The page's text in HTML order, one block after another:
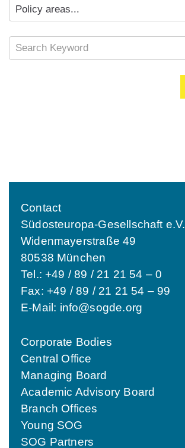
Contact
Südosteuropa-Gesellschaft e.V.
Widenmayerstraße 49
80538 München
Tel.: +49 / 89 / 21 21 54 – 0
Fax: +49 / 89 / 21 21 54 – 99
E-Mail: info@sogde.org
Corporate Bodies
Central Office
Managing Board
Academic Advisory Board
Branch Offices
Young SOG
SOG Partners